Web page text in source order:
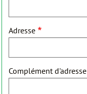
Adresse
Complément d'adresse